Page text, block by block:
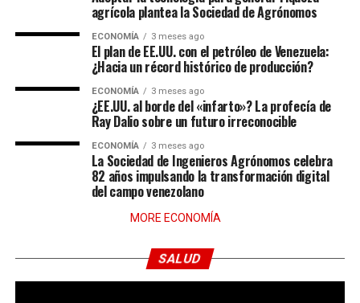
agrícola plantea la Sociedad de Agrónomos
ECONOMÍA 3 meses ago
El plan de EE.UU. con el petróleo de Venezuela:
¿Hacia un récord histórico de producción?
ECONOMÍA 3 meses ago
¿EE.UU. al borde del «infarto»? La profecía de
Ray Dalio sobre un futuro irreconocible
ECONOMÍA 3 meses ago
La Sociedad de Ingenieros Agrónomos celebra
82 años impulsando la transformación digital
del campo venezolano
MORE ECONOMÍA
SALUD